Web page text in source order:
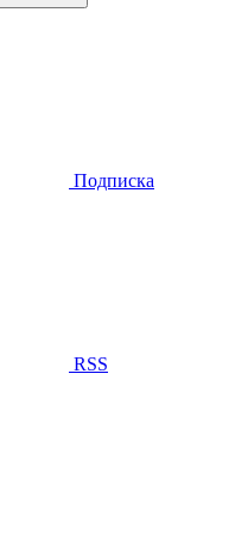
Подписка
RSS